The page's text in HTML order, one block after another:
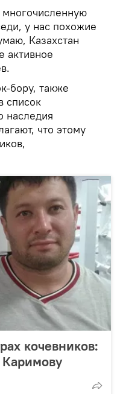
многочисленную
у нас похожие
Казахстан
активное
бору, также
список
наследия
что этому
кочевников: